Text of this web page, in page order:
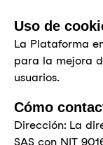
Uso de
La Plataforma
para la mejora
usuarios.
Cómo
Dirección: La
SAS con NIT